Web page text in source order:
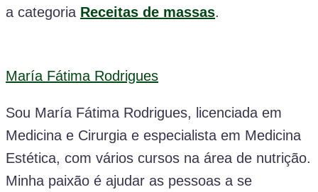
a categoria Receitas de massas.
María Fátima Rodrigues
Sou María Fátima Rodrigues, licenciada em
Medicina e Cirurgia e especialista em Medicina
Estética, com vários cursos na área de nutrição.
Minha paixão é ajudar as pessoas a se